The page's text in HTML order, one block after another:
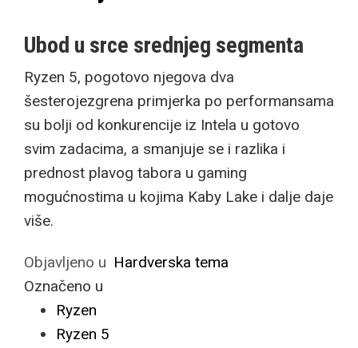
Ubod u srce srednjeg segmenta
Ryzen 5, pogotovo njegova dva
šesterojezgrena primjerka po performansama
su bolji od konkurencije iz Intela u gotovo
svim zadacima, a smanjuje se i razlika i
prednost plavog tabora u gaming
mogućnostima u kojima Kaby Lake i dalje daje
više.
Objavljeno u Hardverska tema
Označeno u
Ryzen
Ryzen 5